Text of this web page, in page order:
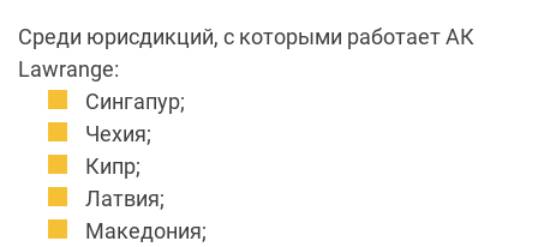
Среди юрисдикций, с которыми работает АК
Lawrange:
Сингапур;
Чехия;
Кипр;
Латвия;
Македония;